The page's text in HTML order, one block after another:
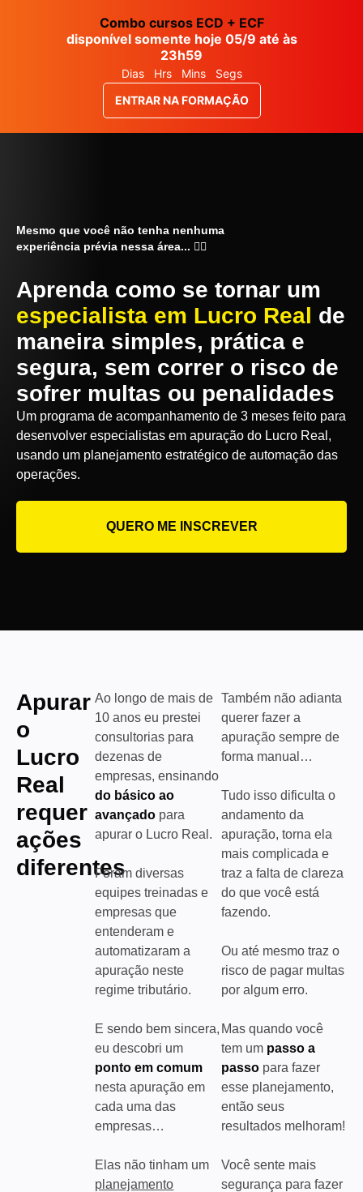
Combo cursos ECD + ECF
disponível somente hoje 05/9 até às
23h59
Dias Hrs Mins
Segs
ENTRAR NA FORMAÇÃO
Mesmo que você não tenha nenhuma
experiência prévia nessa área... 👇🏻
Aprenda como se tornar um
especialista em Lucro Real de
maneira simples, prática e
segura, sem correr o risco de
sofrer multas ou penalidades
Um programa de acompanhamento de 3 meses feito para
desenvolver especialistas em apuração do Lucro Real,
usando um planejamento estratégico de automação das
operações.
QUERO ME INSCREVER
Apurar
o
Lucro
Real
requer
ações
diferentes
Ao longo de mais de
10 anos eu prestei
consultorias para
dezenas de
empresas, ensinando
do básico ao
avançado para
apurar o Lucro Real.
Foram diversas
equipes treinadas e
empresas que
entenderam e
automatizaram a
apuração neste
regime tributário.
E sendo bem sincera,
eu descobri um
ponto em comum
nesta apuração em
cada uma das
empresas…
Elas não tinham um
planejamento
Também não adianta
querer fazer a
apuração sempre de
forma manual…
Tudo isso dificulta o
andamento da
apuração, torna ela
mais complicada e
traz a falta de clareza
do que você está
fazendo.
Ou até mesmo traz o
risco de pagar multas
por algum erro.
Mas quando você
tem um passo a
passopara fazer
esse planejamento,
então seus
resultados melhoram!
Você sente mais
segurança para fazer